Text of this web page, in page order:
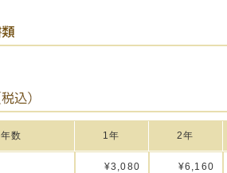
年数 1年 2年
¥3,080 ¥6,160